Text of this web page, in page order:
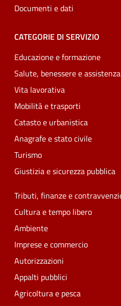
Documenti e dati
CATEGORIE DI SERVIZIO
Educazione e formazione
Salute, benessere e assistenza
Vita lavorativa
Mobilità e trasporti
Catasto e urbanistica
Anagrafe e stato civile
Turismo
Giustizia e sicurezza pubblica
Tributi, finanze e
Cultura e tempo libero
Ambiente
Imprese e commercio
Autorizzazioni
Appalti pubblici
Agricoltura e pesca